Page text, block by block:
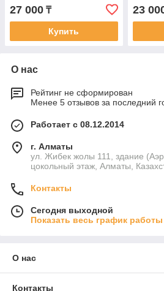
G512 G513 G713 батарея
аккумулятор ORIGINAL
Type-B
27 000 ₸
Купить
FX503
23
О нас
Рейтинг не сформирован
Менее 5 отзывов за последний
Работает с 08.12.2014
г. Алматы
ул. Жибек жолы 111, здание
цокольный этаж, Алматы,
Контакты
Сегодня выходной
Показать весь график работы
О нас
Контакты